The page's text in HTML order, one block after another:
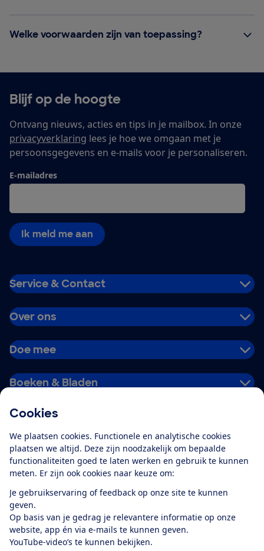
Cookies
We plaatsen cookies. Functionele en analytische cookies
plaatsen we altijd. Deze zijn noodzakelijk om bepaalde
functionaliteiten goed te laten werken en gebruik te kunnen
meten. Er zijn ook cookies naar keuze om:
Je gebruikservaring of feedback op onze site te kunnen
geven.
Op basis van je gedrag je relevantere informatie op onze
website, app én via e-mails te kunnen geven.
YouTube-video’s te kunnen bekijken.
Welke voorwaarden zijn van toepassing?
Blijf op de hoogte
Ontvang nieuws, acties en tips in je mailbox. In onze
privacyverklaring lees je hoe we omgaan met je
persoonsgegevens en e-mails voor je personaliseren.
E-mailadres
Ik meld me aan
Service & Contact
Over ons
Doe mee
Boeken & Bladen
Alles over de
app
Algemene Voorwaarden
Privacyverklaring
Cookiebeleid
Privacyvoorkeuren